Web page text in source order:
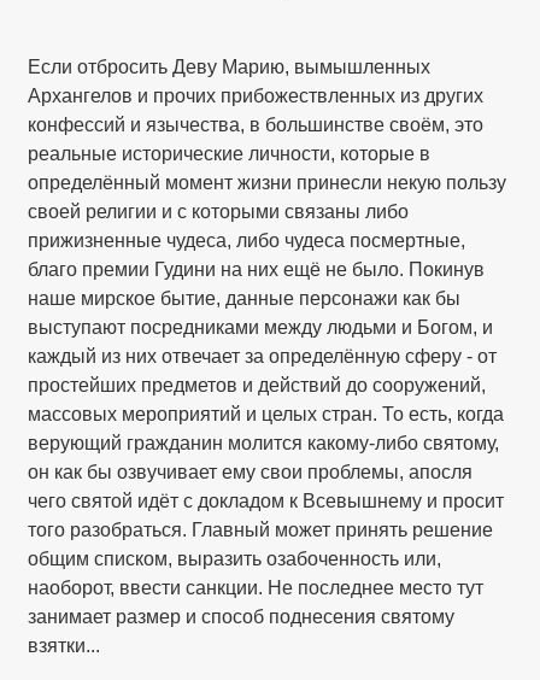
Если отбросить Деву Марию, вымышленных
Архангелов и прочих прибожествленных из других
конфессий и язычества, в большинстве своём, это
реальные исторические личности, которые в
определённый момент жизни принесли некую пользу
своей религии и с которыми связаны либо
прижизненные чудеса, либо чудеса посмертные,
благо премии Гудини на них ещё не было. Покинув
наше мирское бытие, данные персонажи как бы
выступают посредниками между людьми и Богом, и
каждый из них отвечает за определённую сферу - от
простейших предметов и действий до сооружений,
массовых мероприятий и целых стран. То есть, когда
верующий гражданин молится какому-либо святому,
он как бы озвучивает ему свои проблемы, апосля
чего святой идёт с докладом к Всевышнему и просит
того разобраться. Главный может принять решение
общим списком, выразить озабоченность или,
наоборот, ввести санкции. Не последнее место тут
занимает размер и способ поднесения святому
взятки...